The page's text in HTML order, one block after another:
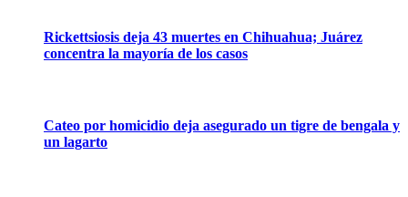
Rickettsiosis deja 43 muertes en Chihuahua; Juárez
concentra la mayoría de los casos
Cateo por homicidio deja asegurado un tigre de bengala y
un lagarto